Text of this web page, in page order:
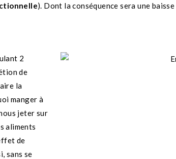
). Dont la conséquence sera une
2
de
la
manger à
jeter sur
aliments
de
sans se